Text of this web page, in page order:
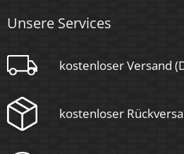
Form
Unsere Services
kostenloser Versand
kostenloser